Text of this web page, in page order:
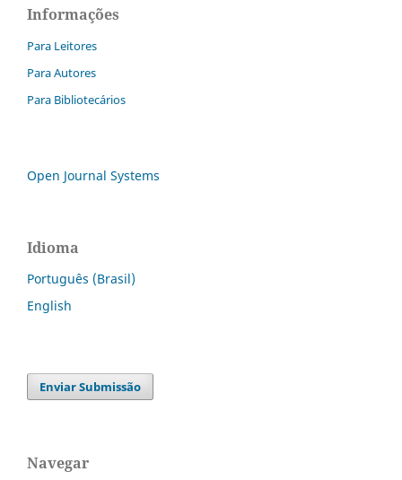
Informações
Para Leitores
Para Autores
Para Bibliotecários
Open Journal Systems
Idioma
Português (Brasil)
English
Enviar Submissão
Navegar